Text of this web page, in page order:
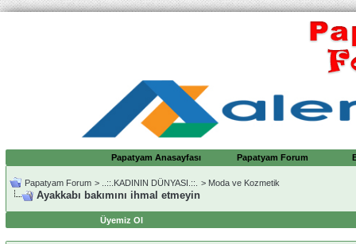
Papatyam Anasayfası Papatyam Forum
Papatyam Forum > ..::.KADININ DÜNYASI.::. > Moda ve Kozmetik
Ayakkabı bakımını ihmal etmeyin
Üyemiz Ol